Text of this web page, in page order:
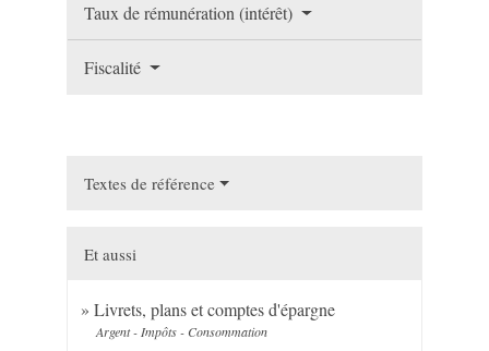
Taux de rémunération (intérêt)
Fiscalité
Textes de référence
Et aussi
Livrets, plans et comptes d'épargne
Argent - Impôts - Consommation